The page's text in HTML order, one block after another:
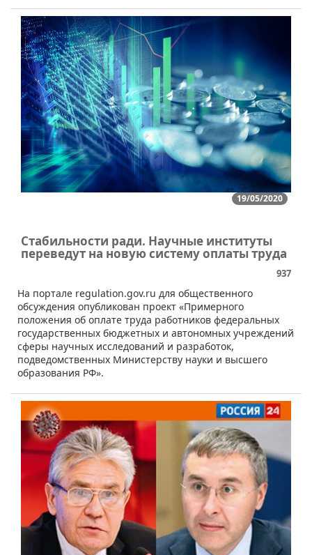
19/05/2020
Стабильности ради. Научные институты
переведут на новую систему оплаты труда
937
​​На портале regulation.gov.ru для общественного
обсуждения опубликован проект «Примерного
положения об оплате труда работников федеральных
государственных бюджетных и автономных учреждений
сферы научных исследований и разработок,
подведомственных Министерству науки и высшего
образования РФ».